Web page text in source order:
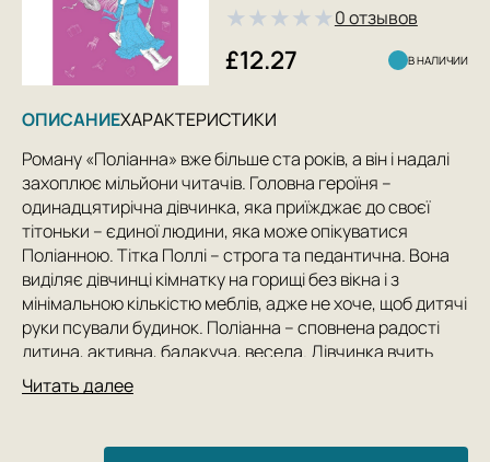
★★★★★0 отзывов
£12.27 В НАЛИЧИИ
ОПИСАНИЕХАРАКТЕРИСТИКИ
Роману «Поліанна» вже більше ста років, а він і надалі
захоплює мільйони читачів. Головна героїня –
одинадцятирічна дівчинка, яка приїжджає до своєї
тітоньки – єдиної людини, яка може опікуватися
Поліанною. Тітка Поллі – строга та педантична. Вона
виділяє дівчинці кімнатку на горищі без вікна і з
мінімальною кількістю меблів, адже не хоче, щоб дитячі
руки псували будинок. Поліанна – сповнена радості
дитина, активна, балакуча, весела. Дівчинка вчить
оточуючих «грі в радість». Усі повчання тітоньки
дівчинка сприймає спокійно і оптимістично. Поліанну
також починає зігріватись.
Читать далее